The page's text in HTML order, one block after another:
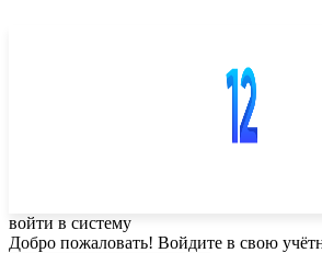
войти в систему
Добро пожаловать! Войдите в свою